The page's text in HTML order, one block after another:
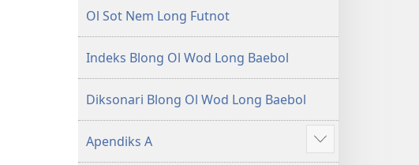
Ol Sot Nem Long Futnot
Indeks Blong Ol Wod Long Baebol
Diksonari Blong Ol Wod Long Baebol
Apendiks A
Sam